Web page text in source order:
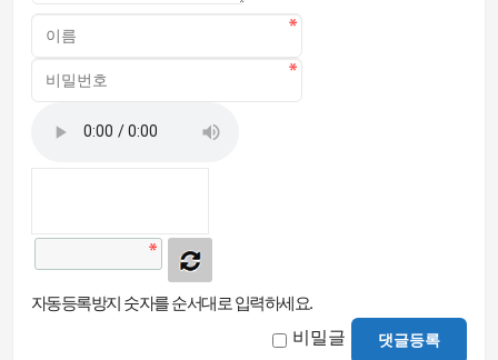
자동등록방지 숫자를 순서대로 입력하세요.
비밀글 댓글등록